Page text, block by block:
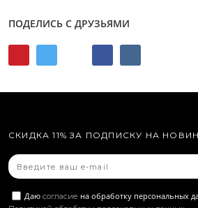
ПОДЕЛИСЬ С ДРУЗЬЯМИ
СКИДКА 11% ЗА ПОДПИСКУ НА
Даю согласие на обработку персональных